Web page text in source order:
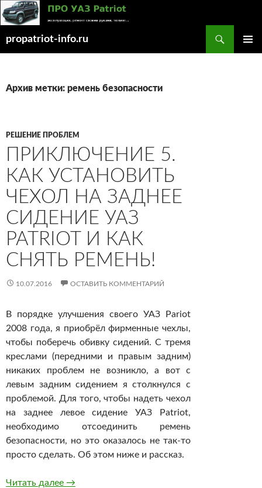
propatriot-info.ru
Архив метки: ремень безопасности
РЕШЕНИЕ ПРОБЛЕМ
ПРИКЛЮЧЕНИЕ 5.
КАК УСТАНОВИТЬ
ЧЕХОЛ НА ЗАДНЕЕ
СИДЕНИЕ УАЗ
PATRIOT И КАК
СНЯТЬ РЕМЕНЬ!
10.07.2016 ОСТАВИТЬ КОММЕНТАРИЙ
В порядке улучшения своего УАЗ Pariot
2008 года, я приобрёл фирменные чехлы,
чтобы поберечь обивку сидений. С тремя
креслами (передними и правым задним)
никаких проблем не возникло, а вот с
левым задним сидением я столкнулся с
проблемой. Для того, чтобы надеть чехол
на заднее левое сидение УАЗ Patriot,
необходимо отсоединить ремень
безопасности, но это оказалось не так-то
просто сделать. Об этом ниже и рассказ.
Читать далее Приключение 5. Как установить чехол на
→